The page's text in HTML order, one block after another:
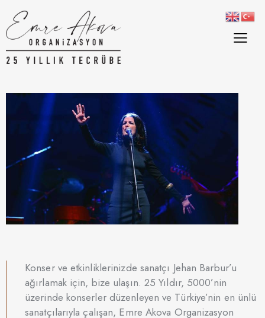
Konser ve etkinliklerinizde sanatçı Jehan Barbur’u
ağırlamak için, bize ulaşın. 25 Yıldır, 5000’nin
üzerinde konserler düzenleyen ve Türkiye’nin en ünlü
sanatçılarıyla çalışan, Emre Akova Organizasyon